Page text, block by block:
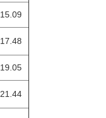
15.09
17.48
19.05
21.44